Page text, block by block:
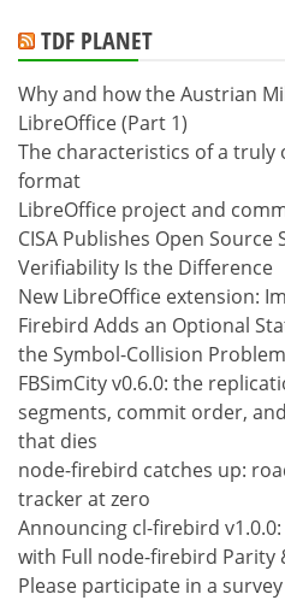
TDF PLANET
Why and how the Austrian
LibreOffice (Part 1)
The characteristics of a
format
LibreOffice project and
CISA Publishes Open Source
Verifiability Is the Difference
New LibreOffice extension:
Firebird Adds an Optional
the Symbol-Collision
FBSimCity v0.6.0: the
segments, commit order,
that dies
node-firebird catches up:
tracker at zero
Announcing cl-firebird
with Full node-firebird Parity
Please participate in a